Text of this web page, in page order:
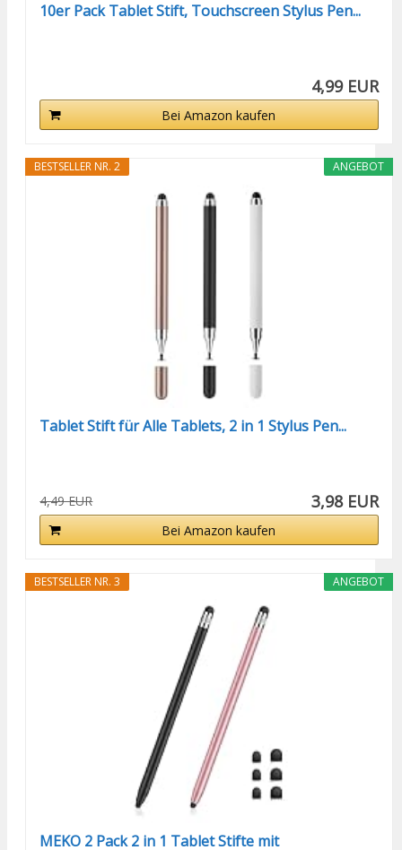
10er Pack Tablet Stift, Touchscreen Stylus Pen...
4,99 EUR
Bei Amazon kaufen
ANGEBOT
BESTSELLER NR. 2
Tablet Stift für Alle Tablets, 2 in 1 Stylus Pen...
4,49 EUR 3,98 EUR
Bei Amazon kaufen
ANGEBOT
BESTSELLER NR. 3
MEKO 2 Pack 2 in 1 Tablet Stifte mit